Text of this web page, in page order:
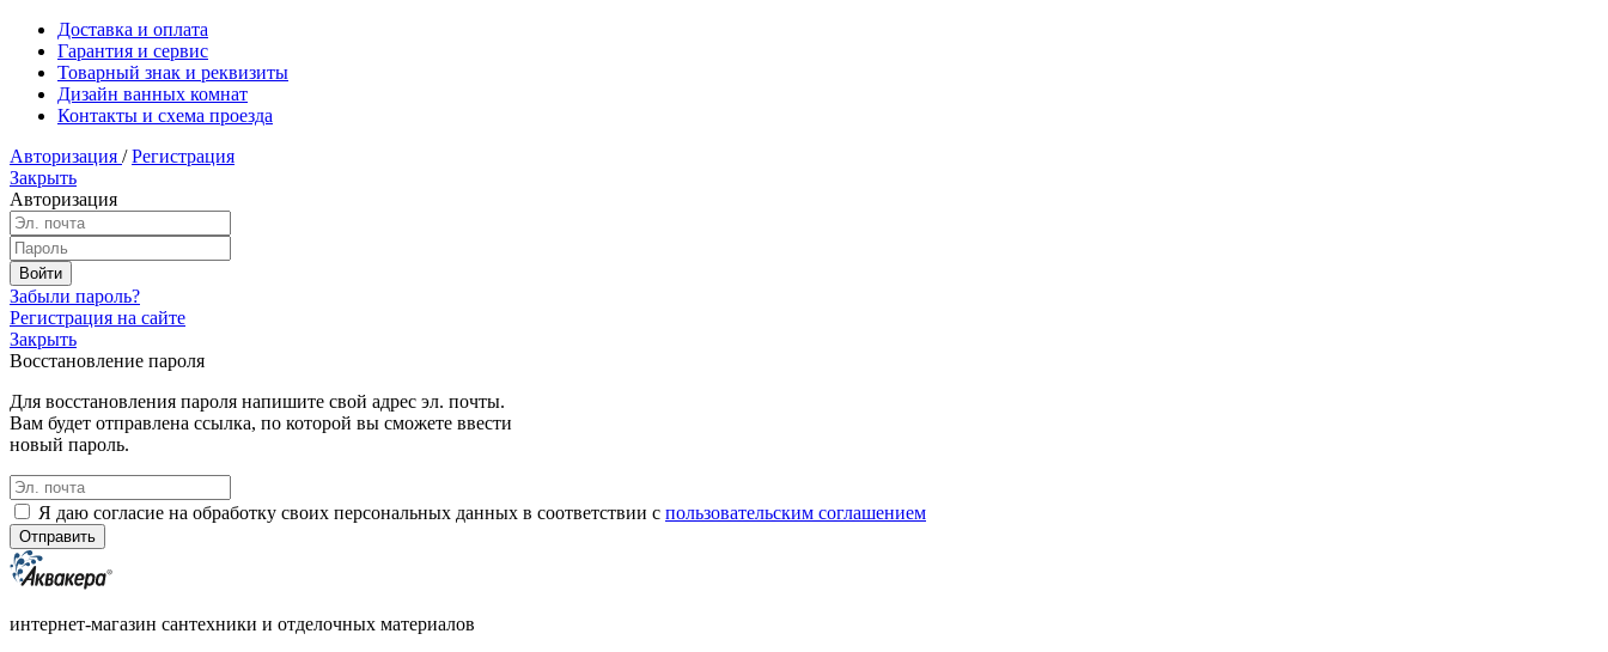
Доставка и оплата
Гарантия и сервис
Товарный знак и реквизиты
Дизайн ванных комнат
Контакты и схема проезда
Авторизация / Регистрация
Закрыть
Авторизация
Забыли пароль?
Регистрация на сайте
Закрыть
Восстановление пароля
Для восстановления пароля напишите свой адрес эл. почты.
Вам будет отправлена ссылка, по которой вы сможете ввести
новый пароль.
Я даю согласие на обработку своих персональных данных в соответствии с пользовательским соглашением
интернет-магазин сантехники и отделочных материалов